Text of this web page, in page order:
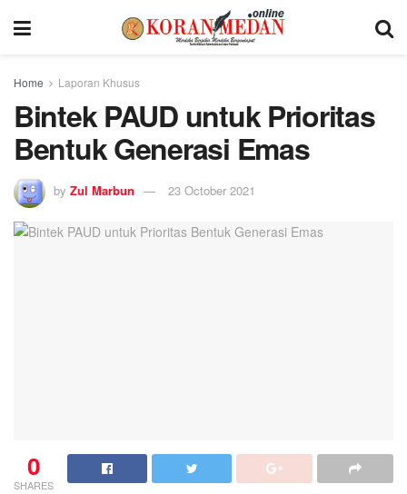
Home Laporan Khusus
Bintek PAUD untuk Prioritas
Bentuk Generasi Emas
by Zul Marbun 23 October 2021
0
SHARES